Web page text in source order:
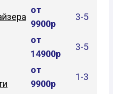
от
9900р
3-5
от
14900р
3-5
от
9900р
1-3